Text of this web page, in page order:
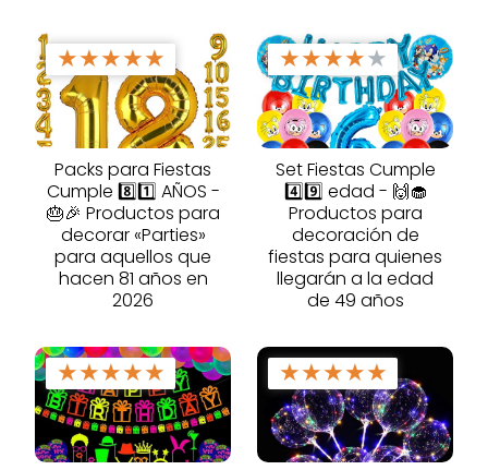
★★★★★
Packs para Fiestas
Cumple 8️⃣1️⃣ AÑOS -
🎂🎉 Productos para
decorar «Parties»
para aquellos que
hacen 81 años en
2026
★★★★★
Set Fiestas Cumple
4️⃣9️⃣ edad - 🙌🧁
Productos para
decoración de
fiestas para quienes
llegarán a la edad
de 49 años
★★★★★ ★★★★★